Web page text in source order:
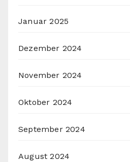
Januar 2025
Dezember 2024
November 2024
Oktober 2024
September 2024
August 2024